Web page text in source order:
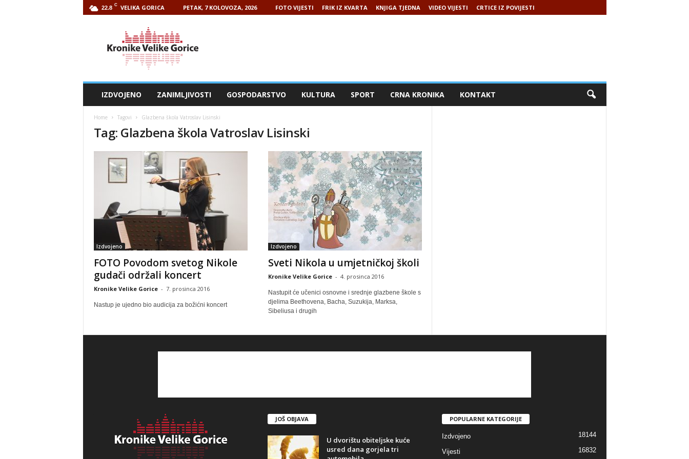
22.8 C VELIKA GORICA PETAK, 7 KOLOVOZA, 2026 FOTO VIJESTI FRIK IZ KVARTA KNJIGA TJEDNA VIDEO VIJESTI CRTICE IZ POVIJESTI
IZDVOJENO ZANIMLJIVOSTI GOSPODARSTVO KULTURA SPORT CRNA KRONIKA KONTAKT
Home Tagovi Glazbena škola Vatroslav Lisinski
Tag: Glazbena škola Vatroslav Lisinski
Izdvojeno
FOTO Povodom svetog Nikole
gudači održali koncert
Kronike Velike Gorice - 7. prosinca 2016
Nastup je ujedno bio audicija za božićni koncert
Izdvojeno
Sveti Nikola u umjetničkoj školi
Kronike Velike Gorice - 4. prosinca 2016
Nastupit će učenici osnovne i srednje glazbene škole s
djelima Beethovena, Bacha, Suzukija, Marksa,
Sibeliusa i drugih
JOŠ OBJAVA
U dvorištu obiteljske kuće
usred dana gorjela tri
POPULARNE KATEGORIJE
Izdvojeno 18144
Vijesti 16832